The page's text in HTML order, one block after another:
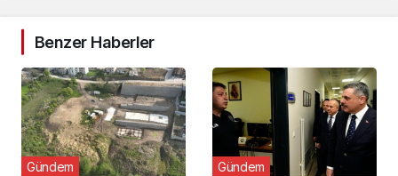
Benzer Haberler
Gündem Gündem